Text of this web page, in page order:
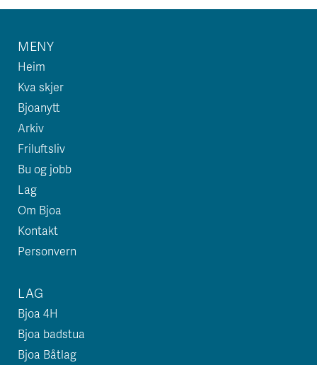
MENY
Heim
Kva skjer
Bjoanytt
Arkiv
Friluftsliv
Bu og jobb
Lag
Om Bjoa
Kontakt
Personvern
LAG
Bjoa 4H
Bjoa badstua
Bjoa Båtlag